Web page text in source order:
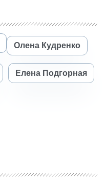
Олена Кудренко
Елена Подгорная